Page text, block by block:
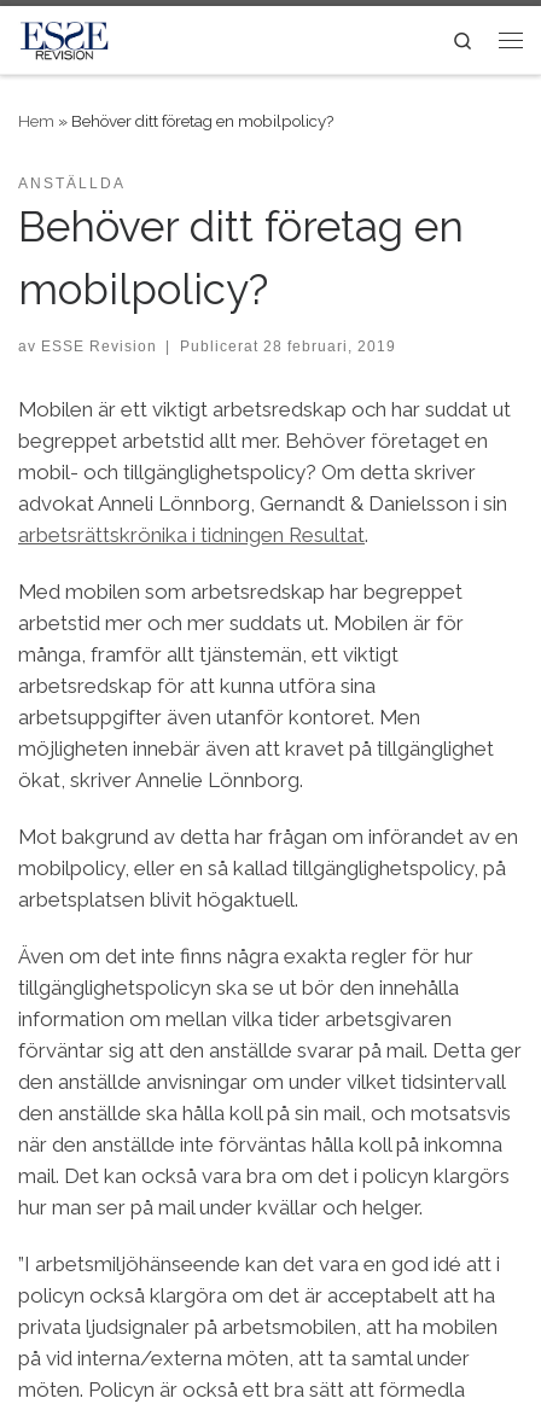
Skip to content
Search
Hem » Behöver ditt företag en mobilpolicy?
ANSTÄLLDA
Behöver ditt företag en
mobilpolicy?
av ESSE Revision Publicerat 28 februari, 2019
Mobilen är ett viktigt arbetsredskap och har suddat ut
begreppet arbetstid allt mer. Behöver företaget en
mobil- och tillgänglighetspolicy? Om detta skriver
advokat Anneli Lönnborg, Gernandt & Danielsson i sin
arbetsrättskrönika i tidningen Resultat.
Med mobilen som arbetsredskap har begreppet
arbetstid mer och mer suddats ut. Mobilen är för
många, framför allt tjänstemän, ett viktigt
arbetsredskap för att kunna utföra sina
arbetsuppgifter även utanför kontoret. Men
möjligheten innebär även att kravet på tillgänglighet
ökat, skriver Annelie Lönnborg.
Mot bakgrund av detta har frågan om införandet av en
mobilpolicy, eller en så kallad tillgänglighetspolicy, på
arbetsplatsen blivit högaktuell.
Även om det inte finns några exakta regler för hur
tillgänglighetspolicyn ska se ut bör den innehålla
information om mellan vilka tider arbetsgivaren
förväntar sig att den anställde svarar på mail. Detta ger
den anställde anvisningar om under vilket tidsintervall
den anställde ska hålla koll på sin mail, och motsatsvis
när den anställde inte förväntas hålla koll på inkomna
mail. Det kan också vara bra om det i policyn klargörs
hur man ser på mail under kvällar och helger.
”I arbetsmiljöhänseende kan det vara en god idé att i
policyn också klargöra om det är acceptabelt att ha
privata ljudsignaler på arbetsmobilen, att ha mobilen
på vid interna/externa möten, att ta samtal under
möten. Policyn är också ett bra sätt att förmedla